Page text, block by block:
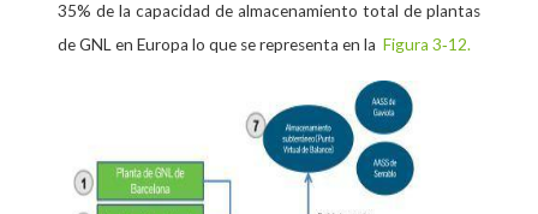
35% de la capacidad de almacenamiento total de plantas
de GNL en Europa lo que se representa en la Figura 3‑12.